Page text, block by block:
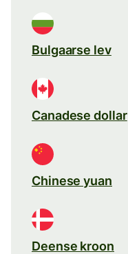
Bulgaarse lev
Canadese dollar
Chinese yuan
Deense kroon